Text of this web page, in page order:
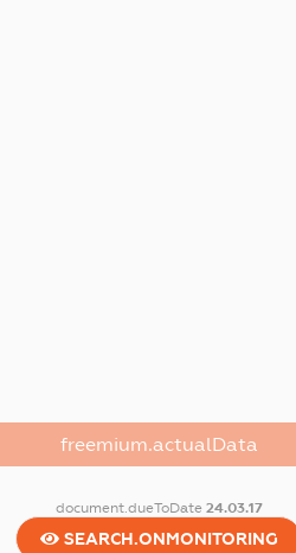
freemium.actualData
document.dueToDate 24.03.17
SEARCH.ONMONITORING